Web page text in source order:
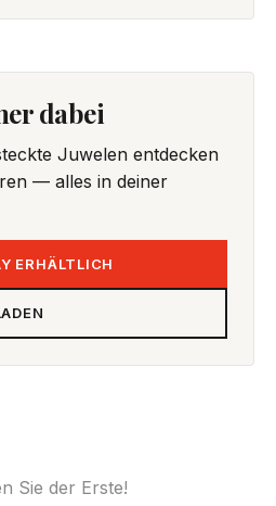
dabei
Juwelen entdecken
— alles in deiner
ERHÄLTLICH
Sie der Erste!